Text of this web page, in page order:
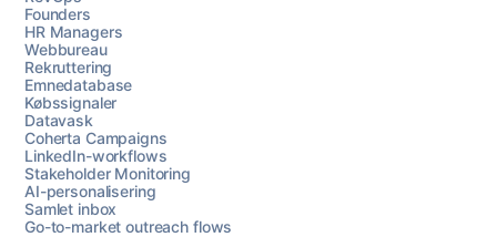
Founders
HR Managers
Webbureau
Rekruttering
Emnedatabase
Købssignaler
Datavask
Coherta Campaigns
LinkedIn-workflows
Stakeholder Monitoring
AI-personalisering
Samlet inbox
Go-to-market outreach flows